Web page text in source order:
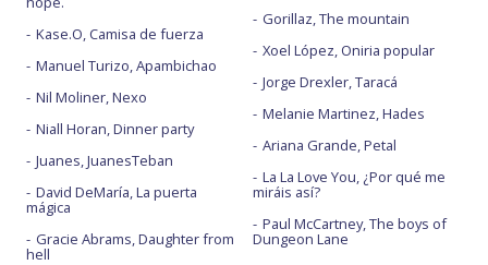
Kase.O, Camisa de fuerza
Manuel Turizo, Apambichao
Nil Moliner, Nexo
Niall Horan, Dinner party
Juanes, JuanesTeban
David DeMaría, La puerta
mágica
Gracie Abrams, Daughter from
hell
Gorillaz, The mountain
Xoel López, Oniria popular
Jorge Drexler, Taracá
Melanie Martinez, Hades
Ariana Grande, Petal
La La Love You, ¿Por qué me
miráis así?
Paul McCartney, The boys of
Dungeon Lane